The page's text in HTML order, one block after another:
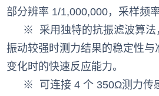
部分辨率 1/1,000,000，采样频
※ 采用独特的抗振滤波算
振动较强时测力结果的稳定性与
变化时的快速反应能力。
※ 可连接 4 个 350Ω测力传